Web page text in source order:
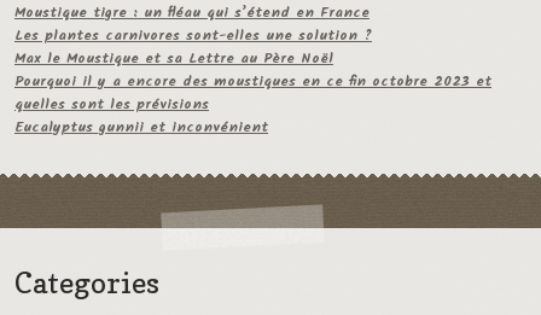
Moustique tigre : un fléau qui s’étend en France
Les plantes carnivores sont-elles une solution ?
Max le Moustique et sa Lettre au Père Noël
Pourquoi il y a encore des moustiques en ce fin octobre 2023 et
quelles sont les prévisions
Eucalyptus gunnii et inconvénient
Categories